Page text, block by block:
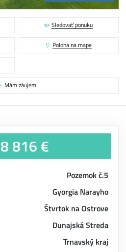
Sledovať ponuku
Poloha na mape
Mám záujem
816 €
Pozemok č.5
Gyorgia Narayho
Štvrtok na Ostrove
Dunajská Streda
Trnavský kraj